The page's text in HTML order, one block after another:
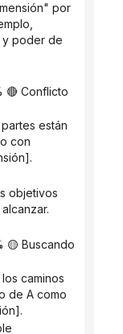
por
y poder de
con
de A como